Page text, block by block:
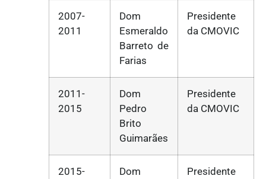
2007-
2011
Dom
Esmeraldo
Barreto de
Farias
Presidente
da CMOVIC
2011-
2015
Dom
Pedro
Brito
Guimarães
Presidente
da CMOVIC
2015-
Dom
Presidente